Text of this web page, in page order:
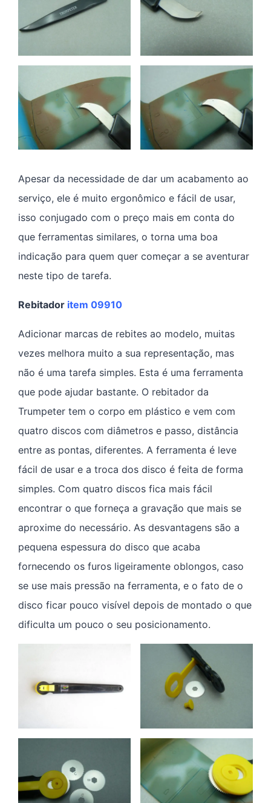
Apesar da necessidade de dar um acabamento ao
serviço, ele é muito ergonômico e fácil de usar,
isso conjugado com o preço mais em conta do
que ferramentas similares, o torna uma boa
indicação para quem quer começar a se aventurar
neste tipo de tarefa.
Rebitador item 09910
Adicionar marcas de rebites ao modelo, muitas
vezes melhora muito a sua representação, mas
não é uma tarefa simples. Esta é uma ferramenta
que pode ajudar bastante. O rebitador da
Trumpeter tem o corpo em plástico e vem com
quatro discos com diâmetros e passo, distância
entre as pontas, diferentes. A ferramenta é leve
fácil de usar e a troca dos disco é feita de forma
simples. Com quatro discos fica mais fácil
encontrar o que forneça a gravação que mais se
aproxime do necessário. As desvantagens são a
pequena espessura do disco que acaba
fornecendo os furos ligeiramente oblongos, caso
se use mais pressão na ferramenta, e o fato de o
disco ficar pouco visível depois de montado o que
dificulta um pouco o seu posicionamento.